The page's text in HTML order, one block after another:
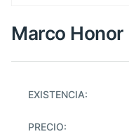
Marco
EXISTENCIA:
PRECIO: